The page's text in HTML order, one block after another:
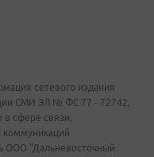
сетевого издания
СМИ ЭЛ № ФС 77 - 72742,
в сфере связи,
коммуникаций
ООО "Дальневосточный